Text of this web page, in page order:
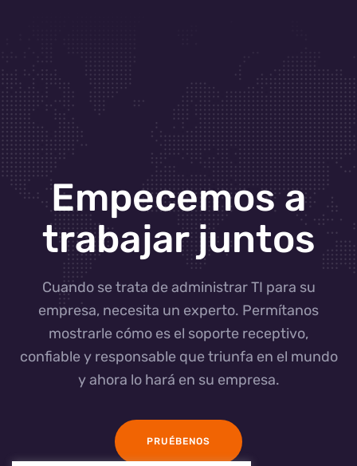
Empecemos a
trabajar juntos
Cuando se trata de administrar TI para su
empresa, necesita un experto. Permítanos
mostrarle cómo es el soporte receptivo,
confiable y responsable que triunfa en el mundo
y ahora lo hará en su empresa.
PRUÉBENOS